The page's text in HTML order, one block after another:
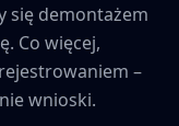
się demontażem
Co więcej,
–
wnioski.